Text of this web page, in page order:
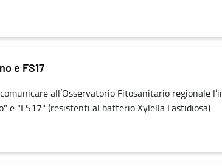
e FS17
all’Osservatorio Fitosanitario regionale
e "FS17" (resistenti al batterio Xylella Fastidiosa).